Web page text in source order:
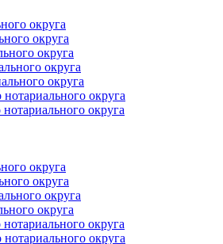
округа
округа
округа
округа
округа
округа
округа
округа
округа
округа
округа
округа
округа